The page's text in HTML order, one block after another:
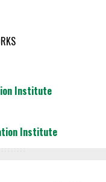
Institute
Institute